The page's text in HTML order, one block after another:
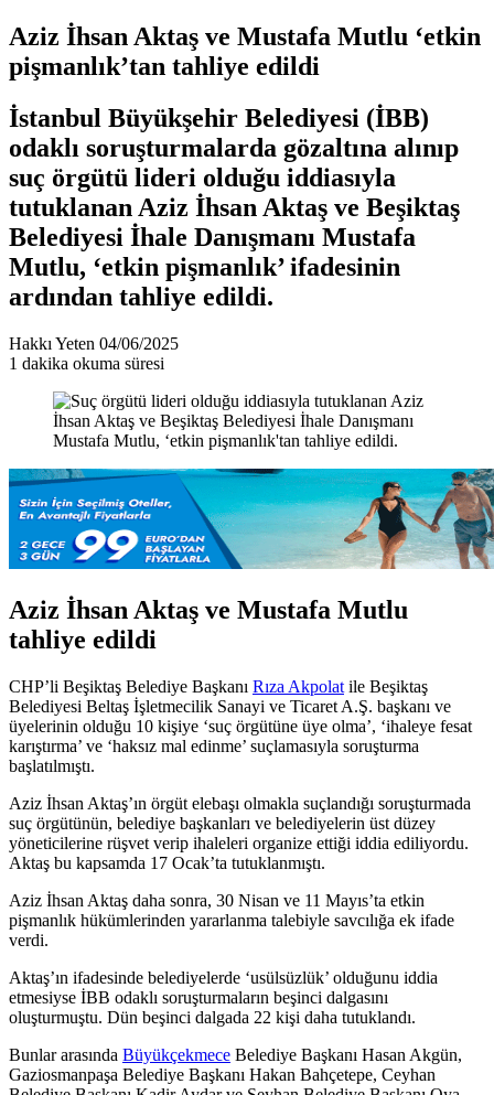
Aziz İhsan Aktaş ve Mustafa Mutlu ‘etkin
pişmanlık’tan tahliye edildi
İstanbul Büyükşehir Belediyesi (İBB)
odaklı soruşturmalarda gözaltına alınıp
suç örgütü lideri olduğu iddiasıyla
tutuklanan Aziz İhsan Aktaş ve Beşiktaş
Belediyesi İhale Danışmanı Mustafa
Mutlu, ‘etkin pişmanlık’ ifadesinin
ardından tahliye edildi.
Hakkı Yeten Bir
e-
göndermek
04/06/2025
1 dakika okuma süresi
Aziz İhsan Aktaş ve Mustafa Mutlu
tahliye edildi
CHP’li Beşiktaş Belediye Başkanı Rıza Akpolat ile Beşiktaş
Belediyesi Beltaş İşletmecilik Sanayi ve Ticaret A.Ş. başkanı ve
üyelerinin olduğu 10 kişiye ‘suç örgütüne üye olma’, ‘ihaleye fesat
karıştırma’ ve ‘haksız mal edinme’ suçlamasıyla soruşturma
başlatılmıştı.
Aziz İhsan Aktaş’ın örgüt elebaşı olmakla suçlandığı soruşturmada
suç örgütünün, belediye başkanları ve belediyelerin üst düzey
yöneticilerine rüşvet verip ihaleleri organize ettiği iddia ediliyordu.
Aktaş bu kapsamda 17 Ocak’ta tutuklanmıştı.
Aziz İhsan Aktaş daha sonra, 30 Nisan ve 11 Mayıs’ta etkin
pişmanlık hükümlerinden yararlanma talebiyle savcılığa ek ifade
verdi.
Aktaş’ın ifadesinde belediyelerde ‘usülsüzlük’ olduğunu iddia
etmesiyse İBB odaklı soruşturmaların beşinci dalgasını
oluşturmuştu. Dün beşinci dalgada 22 kişi daha tutuklandı.
Bunlar arasında Büyükçekmece Belediye Başkanı Hasan Akgün,
Gaziosmanpaşa Belediye Başkanı Hakan Bahçetepe, Ceyhan